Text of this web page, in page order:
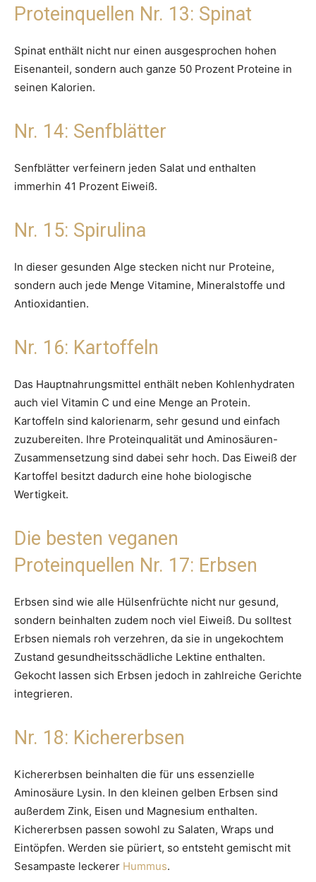
Proteinquellen Nr. 13: Spinat
Spinat enthält nicht nur einen ausgesprochen hohen
Eisenanteil, sondern auch ganze 50 Prozent Proteine in
seinen Kalorien.
Nr. 14: Senfblätter
Senfblätter verfeinern jeden Salat und enthalten
immerhin 41 Prozent Eiweiß.
Nr. 15: Spirulina
In dieser gesunden Alge stecken nicht nur Proteine,
sondern auch jede Menge Vitamine, Mineralstoffe und
Antioxidantien.
Nr. 16: Kartoffeln
Das Hauptnahrungsmittel enthält neben Kohlenhydraten
auch viel Vitamin C und eine Menge an Protein.
Kartoffeln sind kalorienarm, sehr gesund und einfach
zuzubereiten. Ihre Proteinqualität und Aminosäuren-
Zusammensetzung sind dabei sehr hoch. Das Eiweiß der
Kartoffel besitzt dadurch eine hohe biologische
Wertigkeit.
Die besten veganen
Proteinquellen Nr. 17: Erbsen
Erbsen sind wie alle Hülsenfrüchte nicht nur gesund,
sondern beinhalten zudem noch viel Eiweiß. Du solltest
Erbsen niemals roh verzehren, da sie in ungekochtem
Zustand gesundheitsschädliche Lektine enthalten.
Gekocht lassen sich Erbsen jedoch in zahlreiche Gerichte
integrieren.
Nr. 18: Kichererbsen
Kichererbsen beinhalten die für uns essenzielle
Aminosäure Lysin. In den kleinen gelben Erbsen sind
außerdem Zink, Eisen und Magnesium enthalten.
Kichererbsen passen sowohl zu Salaten, Wraps und
Eintöpfen. Werden sie püriert, so entsteht gemischt mit
Sesampaste leckerer Hummus.